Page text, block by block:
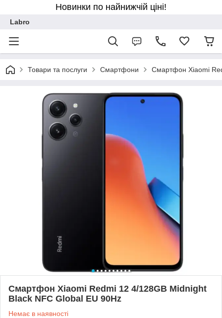
Новинки по найнижчій ціні!
Labro
Товари та послуги Смартфони Смартфон Xiaomi
Смартфон Xiaomi Redmi 12 4/128GB Midnight
Black NFC Global EU 90Hz
Немає в наявності